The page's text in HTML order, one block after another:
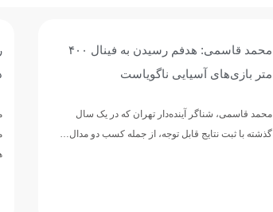
رکوردشکنی یا مدال‌آوری؛ شنای جوانان ایران
در تایلند موفق بود؟
مربی تیم ملی شنای ایران عملکرد ملی‌پوشان در
مسابقات رده‌های سنی قهرمانی آسیا که با کسب ۹ مدال